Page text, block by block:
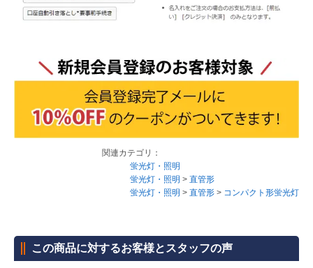
関連カテゴリ：
蛍光灯・照明
蛍光灯・照明 > 直管形
蛍光灯・照明 > 直管形 > コンパクト形蛍光灯
この商品に対するお客様とスタッフの声